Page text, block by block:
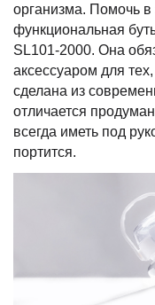
организма. Помочь в
функциональная
SL101-2000. Она
аксессуаром для
сделана из
отличается
всегда иметь под
портится.